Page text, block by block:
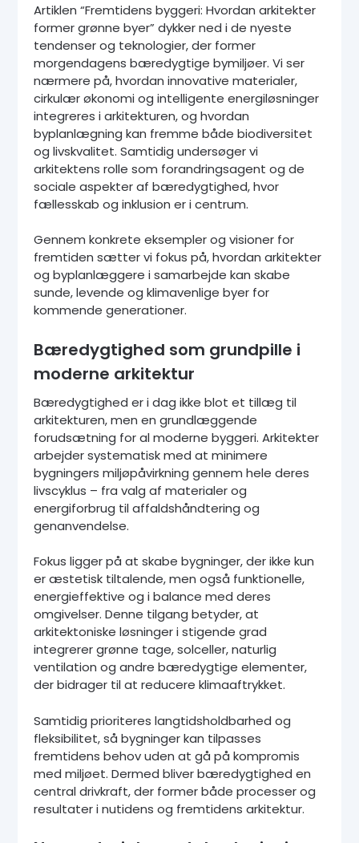
Artiklen “Fremtidens byggeri: Hvordan arkitekter
former grønne byer” dykker ned i de nyeste
tendenser og teknologier, der former
morgendagens bæredygtige bymiljøer. Vi ser
nærmere på, hvordan innovative materialer,
cirkulær økonomi og intelligente energiløsninger
integreres i arkitekturen, og hvordan
byplanlægning kan fremme både biodiversitet
og livskvalitet. Samtidig undersøger vi
arkitektens rolle som forandringsagent og de
sociale aspekter af bæredygtighed, hvor
fællesskab og inklusion er i centrum.
Gennem konkrete eksempler og visioner for
fremtiden sætter vi fokus på, hvordan arkitekter
og byplanlæggere i samarbejde kan skabe
sunde, levende og klimavenlige byer for
kommende generationer.
Bæredygtighed som grundpille i
moderne arkitektur
Bæredygtighed er i dag ikke blot et tillæg til
arkitekturen, men en grundlæggende
forudsætning for al moderne byggeri. Arkitekter
arbejder systematisk med at minimere
bygningers miljøpåvirkning gennem hele deres
livscyklus – fra valg af materialer og
energiforbrug til affaldshåndtering og
genanvendelse.
Fokus ligger på at skabe bygninger, der ikke kun
er æstetisk tiltalende, men også funktionelle,
energieffektive og i balance med deres
omgivelser. Denne tilgang betyder, at
arkitektoniske løsninger i stigende grad
integrerer grønne tage, solceller, naturlig
ventilation og andre bæredygtige elementer,
der bidrager til at reducere klimaaftrykket.
Samtidig prioriteres langtidsholdbarhed og
fleksibilitet, så bygninger kan tilpasses
fremtidens behov uden at gå på kompromis
med miljøet. Dermed bliver bæredygtighed en
central drivkraft, der former både processer og
resultater i nutidens og fremtidens arkitektur.